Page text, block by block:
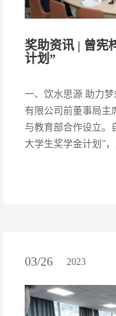
奖助资讯 | 曾宪
计划”
一、饮水思源 助力
有限公司前董事局主
与教育部合作设立。
大学生奖学金计划”
03/26 2023